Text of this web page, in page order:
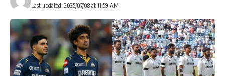
Last updated: 2025/07/08 at 11:59 AM